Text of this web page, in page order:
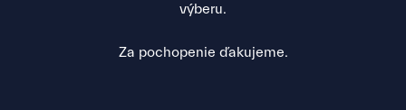
výberu.
Za pochopenie ďakujeme.